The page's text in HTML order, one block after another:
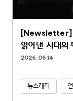
[Newsletter]
읽어낸 시대의
2026.06.14
뉴스레터